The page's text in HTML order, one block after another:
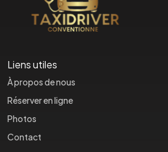
Liens utiles
À propos de nous
Réserver en ligne
Photos
Contact